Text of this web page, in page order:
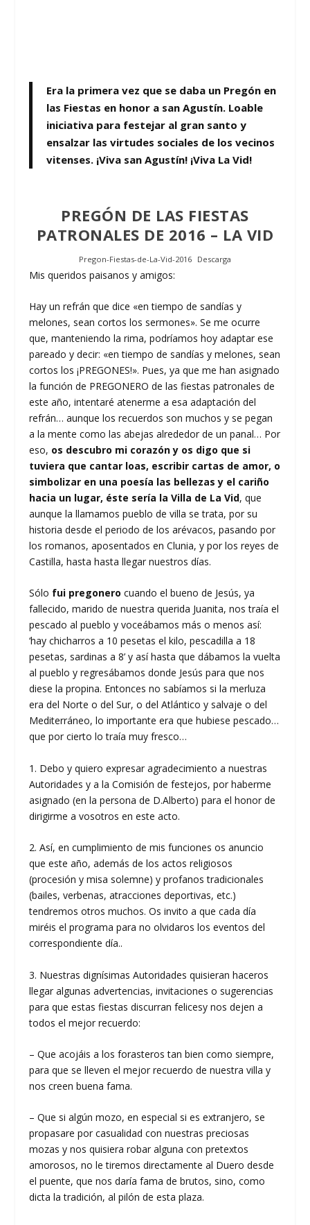
Era la primera vez que se daba un Pregón en
las Fiestas en honor a san Agustín. Loable
iniciativa para festejar al gran santo y
ensalzar las virtudes sociales de los vecinos
vitenses. ¡Viva san Agustín! ¡Viva La Vid!
PREGÓN DE LAS FIESTAS
PATRONALES DE 2016 – LA VID
Pregon-Fiestas-de-La-Vid-2016 Descarga
Mis queridos paisanos y amigos:
Hay un refrán que dice «en tiempo de sandías y
melones, sean cortos los sermones». Se me ocurre
que, manteniendo la rima, podríamos hoy adaptar ese
pareado y decir: «en tiempo de sandías y melones, sean
cortos los ¡PREGONES!». Pues, ya que me han asignado
la función de PREGONERO de las fiestas patronales de
este año, intentaré atenerme a esa adaptación del
refrán… aunque los recuerdos son muchos y se pegan
a la mente como las abejas alrededor de un panal… Por
eso, os descubro mi corazón y os digo que si
tuviera que cantar loas, escribir cartas de amor, o
simbolizar en una poesía las bellezas y el cariño
hacia un lugar, éste sería la Villa de La Vid, que
aunque la llamamos pueblo de villa se trata, por su
historia desde el periodo de los arévacos, pasando por
los romanos, aposentados en Clunia, y por los reyes de
Castilla, hasta hasta llegar nuestros días.
Sólo fui pregonerocuando el bueno de Jesús, ya
fallecido, marido de nuestra querida Juanita, nos traía el
pescado al pueblo y voceábamos más o menos así:
‘hay chicharros a 10 pesetas el kilo, pescadilla a 18
pesetas, sardinas a 8’ y así hasta que dábamos la vuelta
al pueblo y regresábamos donde Jesús para que nos
diese la propina. Entonces no sabíamos si la merluza
era del Norte o del Sur, o del Atlántico y salvaje o del
Mediterráneo, lo importante era que hubiese pescado…
que por cierto lo traía muy fresco…
1. Debo y quiero expresar agradecimiento a nuestras
Autoridades y a la Comisión de festejos, por haberme
asignado (en la persona de D.Alberto) para el honor de
dirigirme a vosotros en este acto.
2. Así, en cumplimiento de mis funciones os anuncio
que este año, además de los actos religiosos
(procesión y misa solemne) y profanos tradicionales
(bailes, verbenas, atracciones deportivas, etc.)
tendremos otros muchos. Os invito a que cada día
miréis el programa para no olvidaros los eventos del
correspondiente día..
3. Nuestras dignísimas Autoridades quisieran haceros
llegar algunas advertencias, invitaciones o sugerencias
para que estas fiestas discurran felicesy nos dejen a
todos el mejor recuerdo:
– Que acojáis a los forasteros tan bien como siempre,
para que se lleven el mejor recuerdo de nuestra villa y
nos creen buena fama.
– Que si algún mozo, en especial si es extranjero, se
propasare por casualidad con nuestras preciosas
mozas y nos quisiera robar alguna con pretextos
amorosos, no le tiremos directamente al Duero desde
el puente, que nos daría fama de brutos, sino, como
dicta la tradición, al pilón de esta plaza.